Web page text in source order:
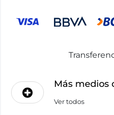
Más medios
Ver todos